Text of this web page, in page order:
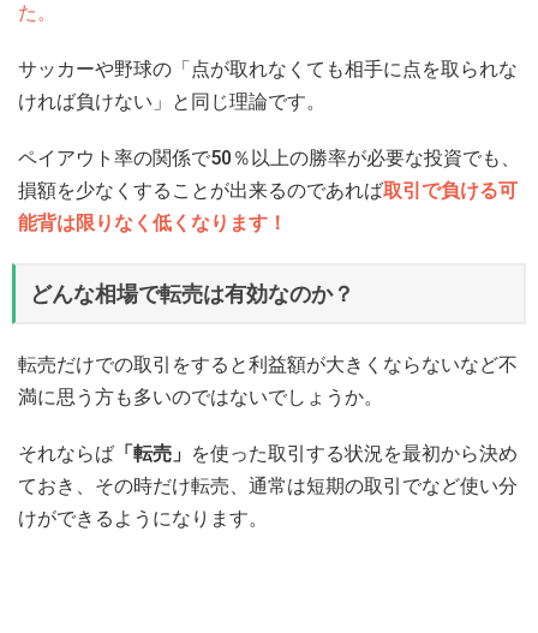
た。
サッカーや野球の 「点が取れなくても相手に点を取られな
ければ負けない」 と同じ理論です。
ペイアウト率の関係で50％以上の勝率が必要な投資でも、
損額を少なくすることが出来るのであれば取引で負ける可
能背は限りなく低くなります！
どんな相場で転売は有効なのか？
転売だけでの取引をすると利益額が大きくならないなど不
満に思う方も多いのではないでしょうか。
それならば 「転売」 を使った取引する状況を最初から決め
ておき、その時だけ転売、通常は短期の取引でなど使い分
けができるようになります。